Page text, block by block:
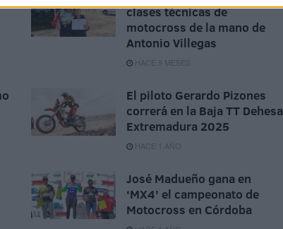
clases técnicas de
motocross de la mano de
Antonio Villegas
HACE 9 MESES
El piloto Gerardo Pizones
correrá en la Baja TT Dehesa
Extremadura 2025
HACE 1 AÑO
José Madueño gana en
‘MX4’ el campeonato de
Motocross en Córdoba